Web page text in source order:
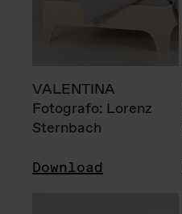
VALENTINA
Fotografo: Lorenz
Sternbach
Download